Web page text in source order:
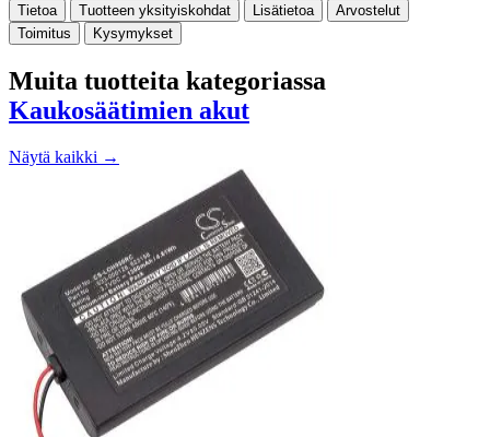
Tietoa
Tuotteen yksityiskohdat Lisätietoa
Arvostelut
Toimitus
Kysymykset
Muita tuotteita kategoriassa
Kaukosäätimien akut
Näytä kaikki →